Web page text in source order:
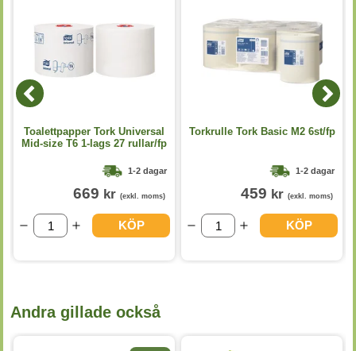
Toalettpapper Tork Universal
Mid-size T6 1-lags 27 rullar/fp
1-2 dagar
669 kr (exkl. moms)
KÖP
Torkrulle Tork Basic M2 6st/fp
1-2 dagar
459 kr (exkl. moms)
KÖP
Andra gillade också